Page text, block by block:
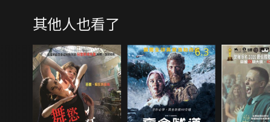
其他人也看了
6.3